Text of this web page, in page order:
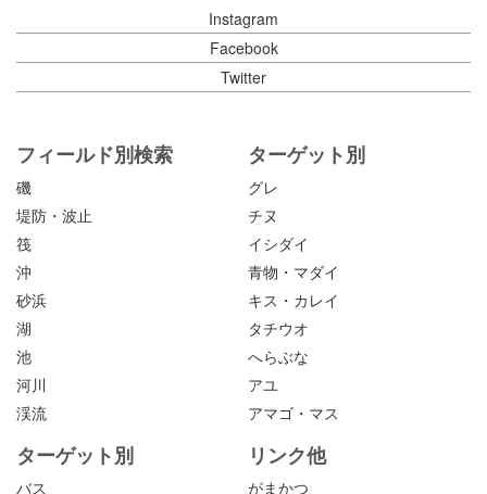
Instagram
Facebook
Twitter
フィールド別検索
磯
堤防・波止
筏
沖
砂浜
湖
池
河川
渓流
ターゲット別
グレ
チヌ
イシダイ
青物・マダイ
キス・カレイ
タチウオ
へらぶな
アユ
アマゴ・マス
ターゲット別
バス
リンク他
がまかつ